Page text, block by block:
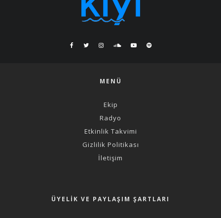
MENÜ
Ekip
Radyo
Etkinlik Takvimi
Gizlilik Politikası
İletişim
ÜYELIK VE PAYLAŞIM ŞARTLARI